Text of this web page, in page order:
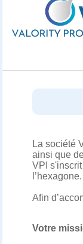
La société
ainsi que
VPI
l’hexagone.
Afin
Votre